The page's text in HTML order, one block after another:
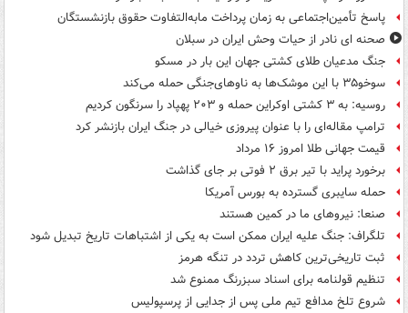
پاسخ تأمین‌اجتماعی به زمان پرداخت مابه‌التفاوت حقوق بازنشستگان
صحنه ای نادر از حیات وحش ایران در سبلان
جنگ مدعیان طلای کشتی جهان این بار در مسکو
سوخو۳۵ با این موشک‌ها به ناوهای‌جنگی حمله می‌کند
روسیه: به ۳ کشتی اوکراین حمله و ۲۰۳ پهپاد را سرنگون کردیم
ترامپ مقاله‌ای را با عنوان پیروزی خیالی در جنگ ایران بازنشر کرد
قیمت جهانی طلا امروز ۱۶ مرداد
برخورد پراید با تیر برق ۲ فوتی بر جای گذاشت
حمله سایبری گسترده به بورس آمریکا
صنعا: نیروهای ما در کمین‌ هستند
تلگراف: جنگ علیه ایران ممکن است به یکی از اشتباهات تاریخ تبدیل شود
ثبت تاریخی‌ترین کاهش تردد در تنگه هرمز
تنظیم قولنامه برای اسناد سبزرنگ ممنوع شد
شروع تلخ مدافع تیم ملی پس از جدایی از پرسپولیس